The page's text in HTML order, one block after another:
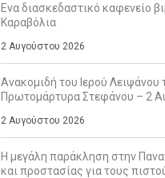
Ενα διασκεδαστικό καφενείο
Καραβόλια
2 Αυγούστου 2026
Ανακομιδή του Ιερού Λειψάνου
Πρωτομάρτυρα Στεφάνου – 2
2 Αυγούστου 2026
Η μεγάλη παράκληση στην
και προστασίας για τους